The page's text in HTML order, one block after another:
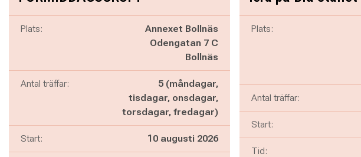
Plats:
Annexet Bollnäs
Odengatan 7 C
Bollnäs
Antal träffar:
5 (måndagar,
tisdagar, onsdagar,
torsdagar, fredagar)
Start: 10 augusti 2026
Plats:
Antal träffar:
Start:
Tid: